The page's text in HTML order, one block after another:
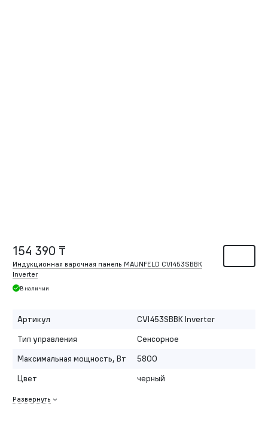
154 390 ₸
Индукционная варочная панель MAUNFELD CVI453SBBK
Inverter
В наличии
Артикул
CVI453SBBK Inverter
Тип управления
Сенсорное
Максимальная мощность, Вт
5800
Цвет
черный
Развернуть